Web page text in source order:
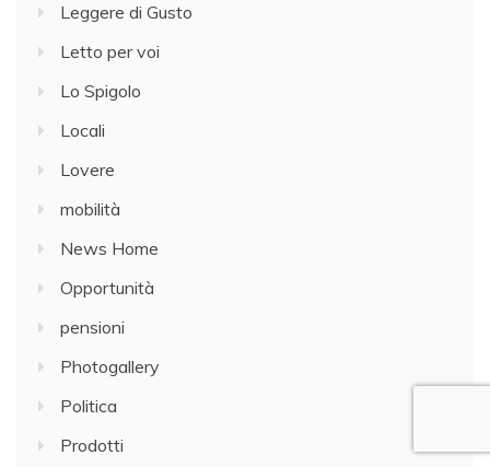
Leggere di Gusto
Letto per voi
Lo Spigolo
Locali
Lovere
mobilità
News Home
Opportunità
pensioni
Photogallery
Politica
Prodotti